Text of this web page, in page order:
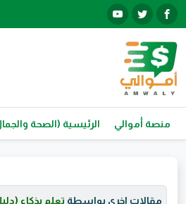
منصة أموالي الرئيسية (الصحة
مقالات اخري بواسطة تعلم بذكاء